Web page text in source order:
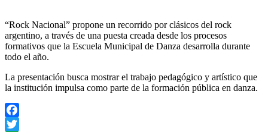
“Rock Nacional” propone un recorrido por clásicos del rock
argentino, a través de una puesta creada desde los procesos
formativos que la Escuela Municipal de Danza desarrolla durante
todo el año.
La presentación busca mostrar el trabajo pedagógico y artístico que
la institución impulsa como parte de la formación pública en danza.
Facebook